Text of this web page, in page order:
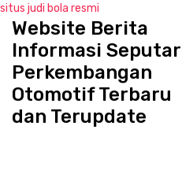
situs judi bola resmi
Website Berita
Informasi Seputar
Perkembangan
Otomotif Terbaru
dan Terupdate